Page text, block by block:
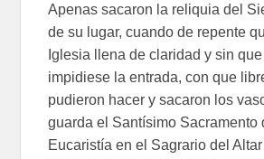
Apenas sacaron la reliquia del
de su lugar, cuando de repente
Iglesia llena de claridad y sin
impidiese la entrada, con que
pudieron hacer y sacaron los
guarda el Santísimo Sacramento
Eucaristía en el Sagrario del